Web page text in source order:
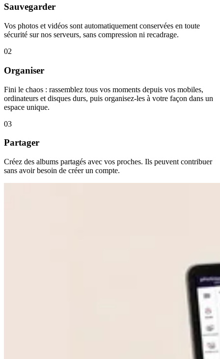
Sauvegarder
Vos photos et vidéos sont automatiquement conservées en toute
sécurité sur nos serveurs, sans compression ni recadrage.
02
Organiser
Fini le chaos : rassemblez tous vos moments depuis vos mobiles,
ordinateurs et disques durs, puis organisez-les à votre façon dans un
espace unique.
03
Partager
Créez des albums partagés avec vos proches. Ils peuvent contribuer
sans avoir besoin de créer un compte.